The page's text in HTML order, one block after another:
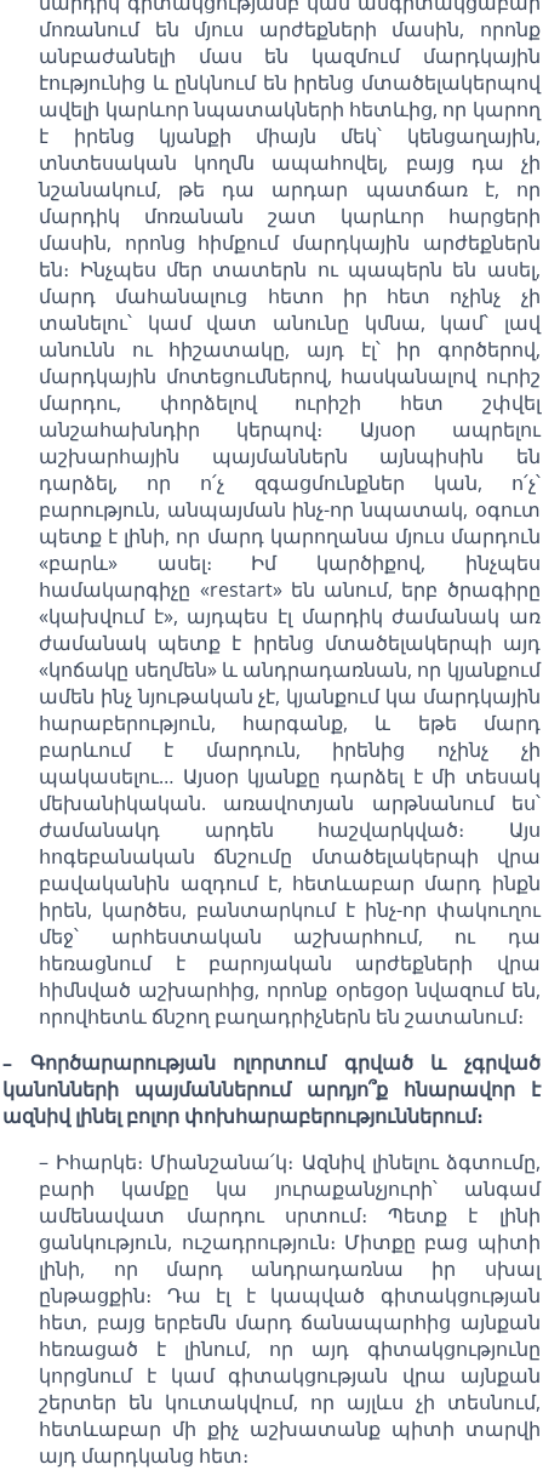
մոռանում են մյուս արժեքների մասին, որոնք
անբաժանելի մաս են կազմում մարդկային
էությունից և ընկնում են իրենց մտածելակերպով
ավելի կարևոր նպատակների հետևից, որ կարող
է իրենց կյանքի միայն մեկ՝ կենցաղային,
տնտեսական կողմն ապահովել, բայց դա չի
նշանակում, թե դա արդար պատճառ է, որ
մարդիկ մոռանան շատ կարևոր հարցերի
մասին, որոնց հիմքում մարդկային արժեքներն
են։ Ինչպես մեր տատերն ու պապերն են ասել,
մարդ մահանալուց հետո իր հետ ոչինչ չի
տանելու՝ կամ վատ անունը կմնա, կամ՝ լավ
անունն ու հիշատակը, այդ էլ՝ իր գործերով,
մարդկային մոտեցումներով, հասկանալով ուրիշ
մարդու, փորձելով ուրիշի հետ շփվել
անշահախնդիր կերպով։ Այսօր ապրելու
աշխարհային պայմաններն այնպիսին են
դարձել, որ ո՛չ զգացմունքներ կան, ո՛չ՝
բարություն, անպայման ինչ-որ նպատակ, օգուտ
պետք է լինի, որ մարդ կարողանա մյուս մարդուն
«բարև» ասել։ Իմ կարծիքով, ինչպես
համակարգիչը «restart» են անում, երբ ծրագիրը
«կախվում է», այդպես էլ մարդիկ ժամանակ առ
ժամանակ պետք է իրենց մտածելակերպի այդ
«կոճակը սեղմեն» և անդրադառնան, որ կյանքում
ամեն ինչ նյութական չէ, կյանքում կա մարդկային
հարաբերություն, հարգանք, և եթե մարդ
բարևում է մարդուն, իրենից ոչինչ չի
պակասելու… Այսօր կյանքը դարձել է մի տեսակ
մեխանիկական. առավոտյան արթնանում ես՝
ժամանակդ արդեն հաշվարկված։ Այս
հոգեբանական ճնշումը մտածելակերպի վրա
բավականին ազդում է, հետևաբար մարդ ինքն
իրեն, կարծես, բանտարկում է ինչ-որ փակուղու
մեջ՝ արհեստական աշխարհում, ու դա
հեռացնում է բարոյական արժեքների վրա
հիմնված աշխարհից, որոնք օրեցօր նվազում են,
որովհետև ճնշող բաղադրիչներն են շատանում։
– Գործարարության ոլորտում գրված և չգրված
կանոնների պայմաններում արդյո՞ք հնարավոր է
ազնիվ լինել բոլոր փոխհարաբերություններում։
– Իհարկե։ Միանշանա՛կ։ Ազնիվ լինելու ձգտումը,
բարի կամքը կա յուրաքանչյուրի՝ անգամ
ամենավատ մարդու սրտում։ Պետք է լինի
ցանկություն, ուշադրություն։ Միտքը բաց պիտի
լինի, որ մարդ անդրադառնա իր սխալ
ընթացքին։ Դա էլ է կապված գիտակցության
հետ, բայց երբեմն մարդ ճանապարհից այնքան
հեռացած է լինում, որ այդ գիտակցությունը
կորցնում է կամ գիտակցության վրա այնքան
շերտեր են կուտակվում, որ այլևս չի տեսնում,
հետևաբար մի քիչ աշխատանք պիտի տարվի
այդ մարդկանց հետ։